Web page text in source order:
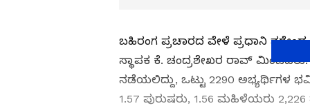
ಬಹಿರಂಗ ಪ್ರಚಾರದ ವೇಳೆ ಪ್ರಧಾನಿ
ಸ್ಥಾಪಕ ಕೆ. ಚಂದ್ರಶೇಖರ ರಾವ್ ಮಿಂಚಿದರು.
ನಡೆಯಲಿದ್ದು, ಒಟ್ಟು 2290 ಅಭ್ಯರ್ಥಿಗಳ
1.57 ಪುರುಷರು, 1.56 ಮಹಿಳೆಯರು